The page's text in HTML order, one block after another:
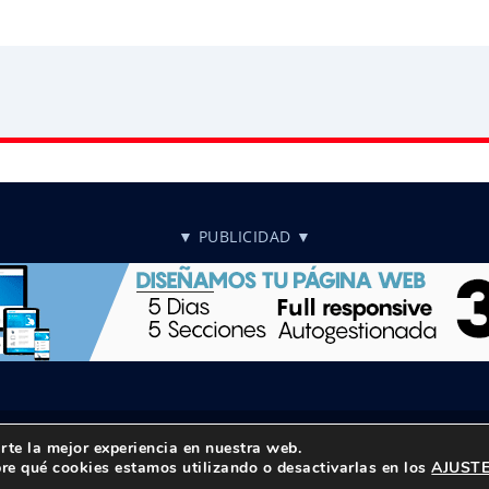
▼ PUBLICIDAD ▼
|Política de privacidad|Aviso Legal
la mejor experiencia en nuestra web.
qué cookies estamos utilizando o desactivarlas en los